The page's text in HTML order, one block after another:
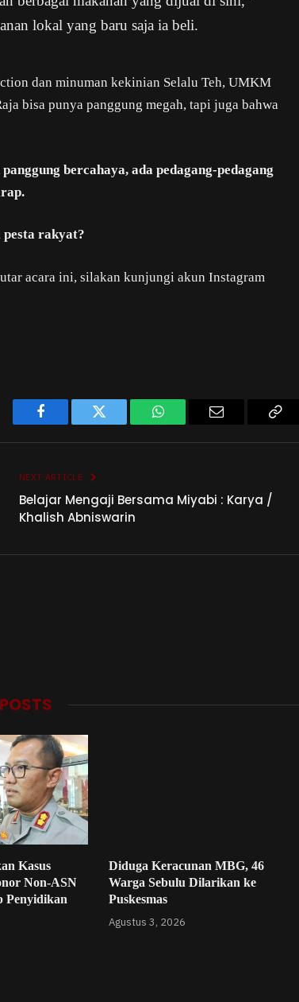
lokal yang baru saja ia beli.
dan minuman kekinian Selalu Teh, UMKM
bisa punya panggung megah, tapi juga bahwa
bercahaya, ada pedagang-pedagang
pesta rakyat?
acara ini, silakan kunjungi akun Instagram
Facebook Twitter WhatsAppEmail
Copy
NEXT ARTICLE
Belajar Mengaji Bersama Miyabi : Karya /
Khalish Abniswarin
POSTS
Kasus
Non-ASN
Penyidikan
Diduga Keracunan MBG, 46
Warga Sebulu Dilarikan ke
Puskesmas
Agustus 3, 2026